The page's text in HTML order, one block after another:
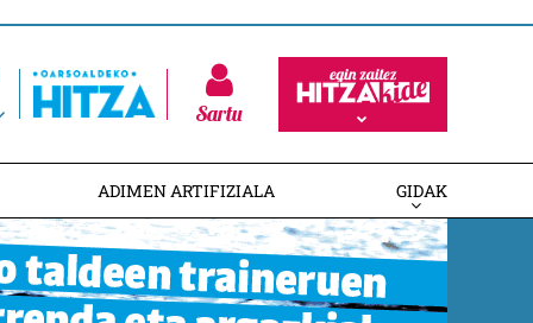
Sartu
ADIMEN ARTIFIZIALA GIDAK